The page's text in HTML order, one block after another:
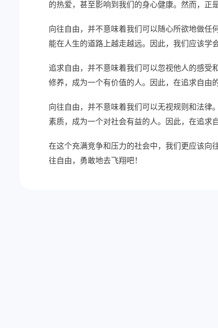
的热爱，甚至影响到我们的身心健康。然而，正
向往自由，并不意味着我们可以随心所欲地做任
能在人生的道路上越走越远。因此，我们应该学
追求自由，并不意味着我们可以忽视他人的感受
修养，成为一个有价值的人。因此，在追求自由
向往自由，并不意味着我们可以无视规则和法律
素质，成为一个对社会有益的人。因此，在追求
在这个充满竞争和压力的社会中，我们更应该向
往自由，勇敢地去飞翔吧！